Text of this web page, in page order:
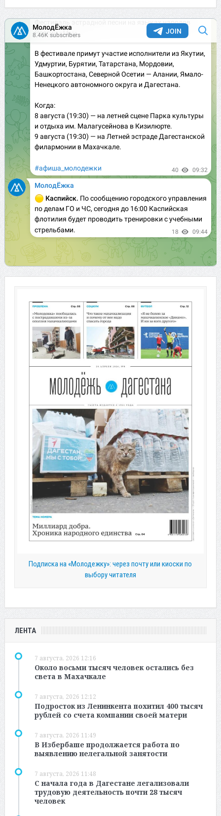
Подписка на «Молодежку»: через почту или киоски по
выбору читателя
ЛЕНТА
7 августа, 2026 12:16
Около восьми тысяч человек остались без
света в Махачкале
7 августа, 2026 12:12
Подросток из Ленинкента похитил 400 тысяч
рублей со счета компании своей матери
7 августа, 2026 11:49
В Избербаше продолжается работа по
выявлению нелегальной занятости
7 августа, 2026 11:48
С начала года в Дагестане легализовали
трудовую деятельность почти 28 тысяч
человек